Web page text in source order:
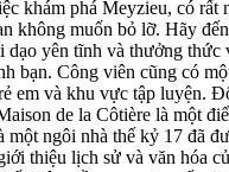
khám phá Meyzieu, có rất
không muốn bỏ lỡ. Hãy
dạo yên tĩnh và thưởng thức
bạn. Công viên cũng có
em và khu vực tập luyện.
de la Côtière là một
một ngôi nhà thế kỷ 17 đã
thiệu lịch sử và văn hóa